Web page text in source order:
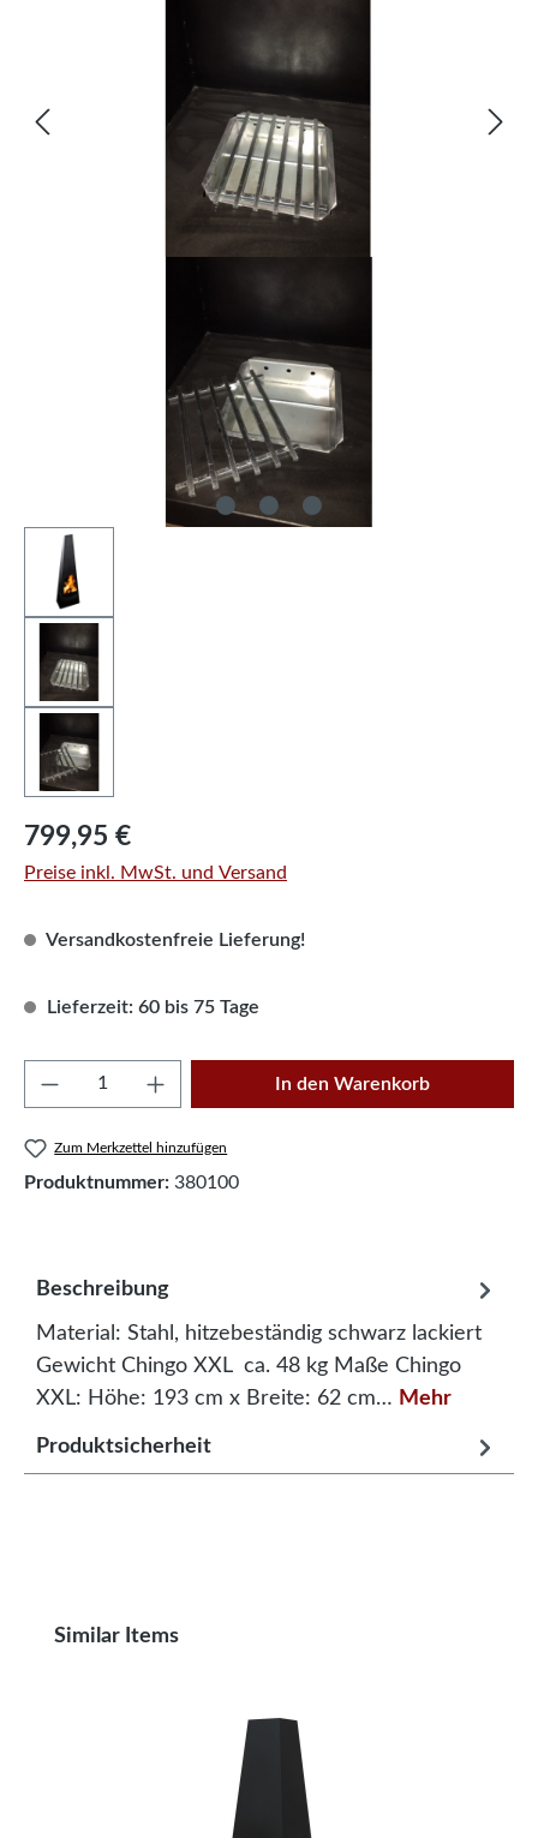
Regulärer Preis:
799,95 €
Preise inkl. MwSt. und Versand
Versandkostenfreie Lieferung!
Lieferzeit: 60 bis 75 Tage
Produkt Anzahl: Gib den gewünschten
In den Warenkorb
Zum Merkzettel hinzufügen
Produktnummer: 380100
Beschreibung
Material: Stahl, hitzebeständig schwarz lackiert
Gewicht Chingo XXL ca. 48 kg Maße Chingo
XXL: Höhe: 193 cm x Breite: 62 cm… Mehr
Produktsicherheit
Produktgalerie überspringen
Similar Items